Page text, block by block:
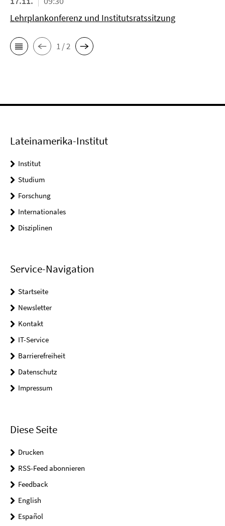
Lehrplankonferenz und Institutsratssitzung
1 / 2
Lateinamerika-Institut
Institut
Studium
Forschung
Internationales
Disziplinen
Service-Navigation
Startseite
Newsletter
Kontakt
IT-Service
Barrierefreiheit
Datenschutz
Impressum
Diese Seite
Drucken
RSS-Feed abonnieren
Feedback
English
Español